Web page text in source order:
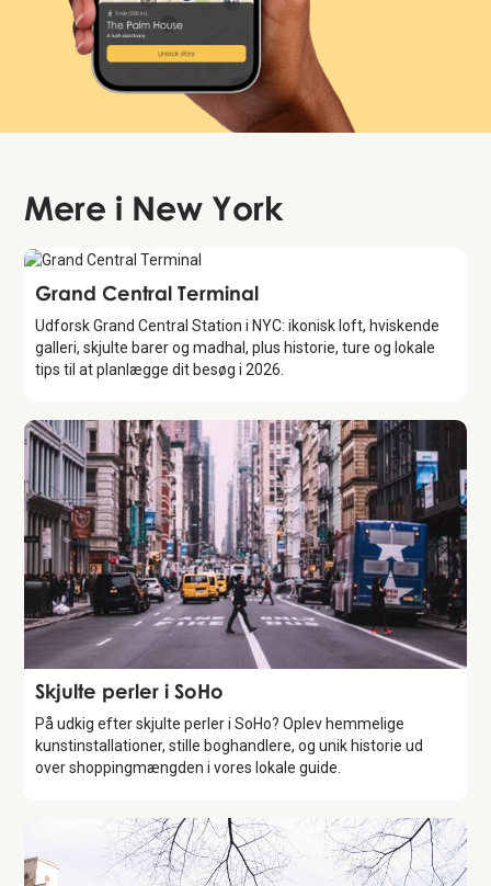
Mere i New York
Attraction
Grand Central Terminal
Udforsk Grand Central Station i NYC: ikonisk loft, hviskende
galleri, skjulte barer og madhal, plus historie, ture og lokale
tips til at planlægge dit besøg i 2026.
Guide
Skjulte perler i SoHo
På udkig efter skjulte perler i SoHo? Oplev hemmelige
kunstinstallationer, stille boghandlere, og unik historie ud
over shoppingmængden i vores lokale guide.